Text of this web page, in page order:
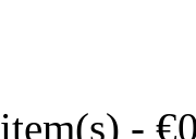
item(s) -